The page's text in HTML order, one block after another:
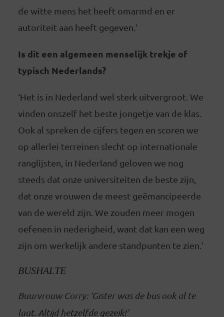
de witte mens het heeft omarmd en er
autoriteit aan heeft gegeven.’
Is dit een algemeen menselijk trekje of
typisch Nederlands?
‘Het is in Nederland wel sterk uitvergroot. We
vinden onszelf het beste jongetje van de klas.
Ook al spreken de cijfers tegen en scoren we
op allerlei terreinen slecht op internationale
ranglijsten, in Nederland geloven we nog
steeds dat onze universiteiten de beste zijn,
dat onze vrouwen de meest geëmancipeerde
van de wereld zijn. We zouden meer mogen
oefenen in nederigheid, want dat kan een weg
zijn om werkelijk andere standpunten te zien.’
BUSHALTE
Buurvrouw Corry: ‘Gister was de bus ook al te
laat. Altijd hetzelfde gezeik!’